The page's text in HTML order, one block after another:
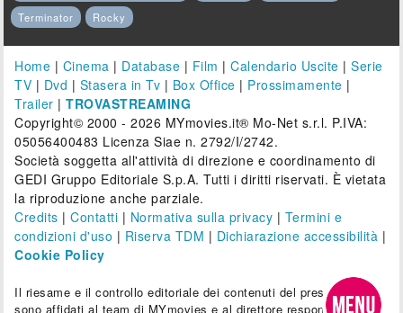
Terminator
Rocky
Home | Cinema | Database | Film |Calendario Uscite |Serie
TV | Dvd | Stasera in Tv | Box Office | Prossimamente |
Trailer |TROVASTREAMING
Copyright© 2000 - 2026 MYmovies.it® Mo-Net s.r.l. P.IVA:
05056400483 Licenza Siae n. 2792/I/2742.
Società soggetta all'attività di direzione e coordinamento di
GEDI Gruppo Editoriale S.p.A. Tutti i diritti riservati. È vietata
la riproduzione anche parziale.
Credits |Contatti | Normativa sulla privacy | Termini e
condizioni d'uso | Riserva TDM | Dichiarazione accessibilità |
Cookie Policy
Il riesame e il controllo editoriale dei contenuti del presente sito
sono affidati al team di MYmovies e al direttore responsabile.